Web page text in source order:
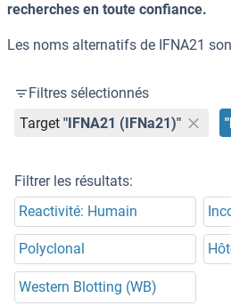
recherches en toute confiance.
Les noms alternatifs de IFNA21
Filtres sélectionnés
Target "IFNA21 (IFNa21)"
Filtrer les résultats:
Reactivité: Humain
Polyclonal
Western Blotting (WB)